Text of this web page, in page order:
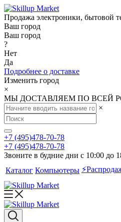
Продажа электроники, бытовой
Ваш город
Ваш город
?
Нет
Да
Подробнее о доставке
Изменить город
×
МЫ ДОСТАВЛЯЕМ ПО ВСЕЙ
×
+7 (495)478-70-78
+7 (495)478-70-78
Звоните в будние дни с 10:00 до
Каталог Компьютеры